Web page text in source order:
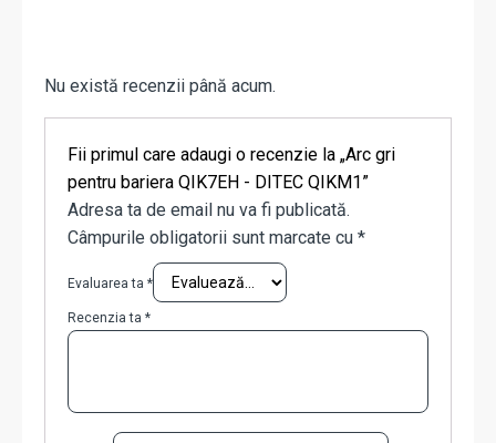
Nu există recenzii până acum.
Fii primul care adaugi o recenzie la „Arc gri
pentru bariera QIK7EH - DITEC QIKM1”
Adresa ta de email nu va fi publicată.
Câmpurile obligatorii sunt marcate cu *
Evaluarea ta *
Recenzia ta *